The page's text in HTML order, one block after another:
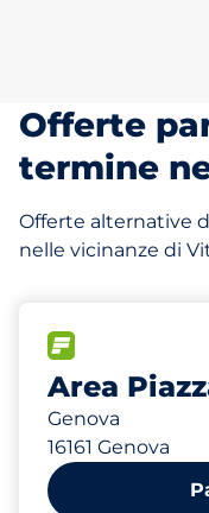
Offerte
termine
Offerte alternative
nelle vicinanze di
Area
Genova
16161 Genova